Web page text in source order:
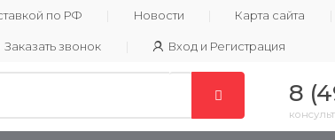
по РФ Новости Карта сайта
Заказать звонок Вход и Регистрация
8